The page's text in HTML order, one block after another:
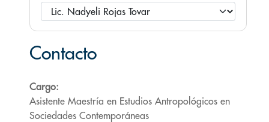
Contacto
Cargo:
Asistente Maestría en Estudios Antropológicos en
Sociedades Contemporáneas